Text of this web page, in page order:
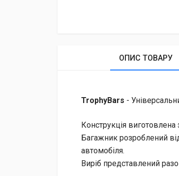
ОПИС ТОВАРУ
TrophyBars -
Конструкція
Багажник розроблений
автомобіля.
Виріб представлений